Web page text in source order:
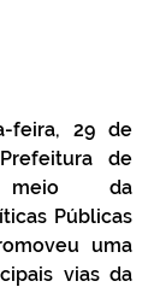
feira, 29 de
de
meio da
Públicas
uma
vias da